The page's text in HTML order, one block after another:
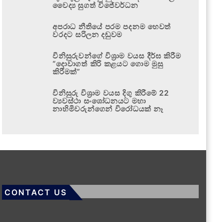
වෛද්‍ය සුගත් විජේවර්ධන
අපරාධ නීතියේ පරම පදනම හෙවත්
වරදට සරිලන දඬුවම
විනිසුරුවන්ගේ විශ්‍රාම වයස දීර්ඝ කිරීම
“දොවාගත් කිරි කළයට ගොම මුසු
කිරීමක්”
විනිසුරු විශ්‍රාම වයස දිගු කිරීමේ 22
ව්‍යවස්ථා සංශෝධනයට මහා
නාහිමිවරුන්ගෙන් විරෝධයක් නෑ
CONTACT US